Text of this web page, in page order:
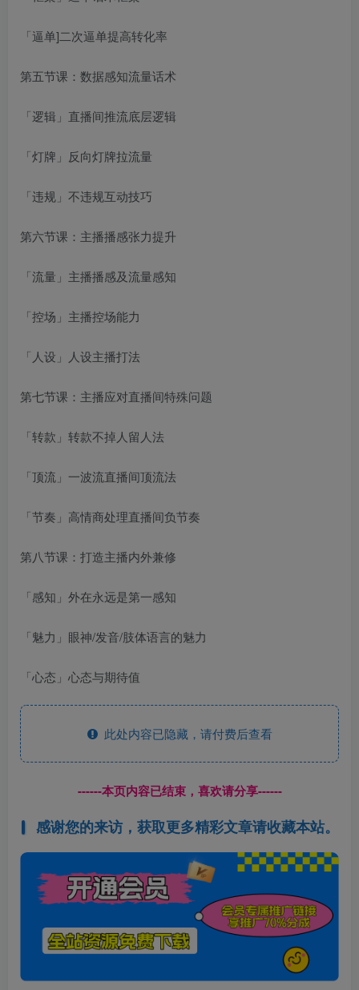
「逼单]二次逼单提高转化率
第五节课：数据感知流量话术
「逻辑」直播间推流底层逻辑
「灯牌」反向灯牌拉流量
「违规」不违规互动技巧
第六节课：主播播感张力提升
「流量」主播播感及流量感知
「控场」主播控场能力
「人设」人设主播打法
第七节课：主播应对直播间特殊问题
「转款」转款不掉人留人法
「顶流」一波流直播间顶流法
「节奏」高情商处理直播间负节奏
第八节课：打造主播内外兼修
「感知」外在永远是第一感知
「魅力」眼神/发音/肢体语言的魅力
「心态」心态与期待值
此处内容已隐藏，请付费后查看
------本页内容已结束，喜欢请分享------
感谢您的来访，获取更多精彩文章请收藏本站。